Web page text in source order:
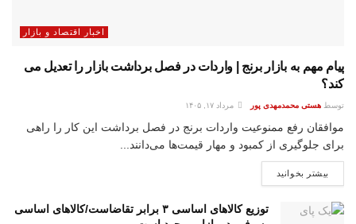
اخبار اقتصاد و بازار
پیام مهم به بازار برنج | واردات در فصل برداشت بازار را تعدیل می
کند؟
توسط هستی محمدمهدی پور مرداد ۱۷, ۱۴۰۵
موافقان رفع ممنوعیت واردات برنج در فصل برداشت این کار را راهی
برای جلوگیری از کمبود و مهار قیمت‌ها می‌دانند...
بیشتر بخوانید
توزیع کالاهای اساسی ۳ برابر تقاضاست/کالاهای اساسی